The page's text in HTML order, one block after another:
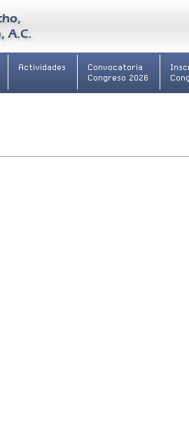
A.C.
Actividades
Convocatoria
Congreso 2026